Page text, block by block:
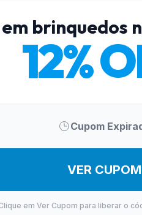
em brinquedos
12%
Cupom
VER CUPOM
em Ver Cupom para liberar o